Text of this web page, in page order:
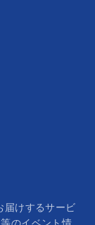
届けするサービ